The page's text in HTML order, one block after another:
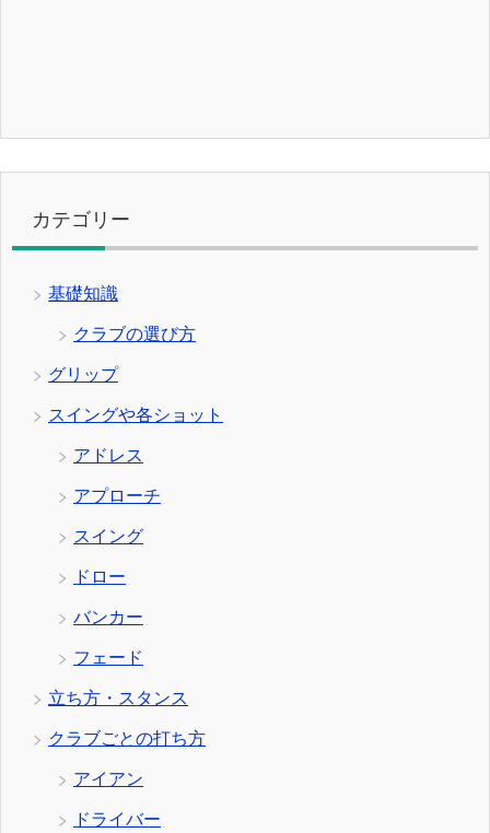
カテゴリー
基礎知識
クラブの選び方
グリップ
スイングや各ショット
アドレス
アプローチ
スイング
ドロー
バンカー
フェード
立ち方・スタンス
クラブごとの打ち方
アイアン
ドライバー